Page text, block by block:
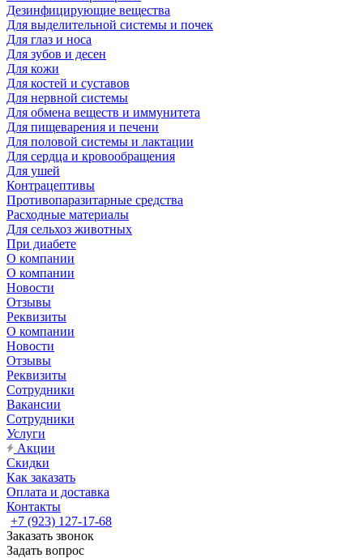
Дезинфицирующие вещества
Для выделительной системы и почек
Для глаз и носа
Для зубов и десен
Для кожи
Для костей и суставов
Для нервной системы
Для обмена веществ и иммунитета
Для пищеварения и печени
Для половой системы и лактации
Для сердца и кровообращения
Для ушей
Контрацептивы
Противопаразитарные средства
Расходные материалы
Для сельхоз животных
При диабете
О компании
О компании
Новости
Отзывы
Реквизиты
О компании
Новости
Отзывы
Реквизиты
Сотрудники
Вакансии
Сотрудники
Услуги
Акции
Скидки
Как заказать
Оплата и доставка
Контакты
+7 (923) 127-17-68
Заказать звонок
Задать вопрос